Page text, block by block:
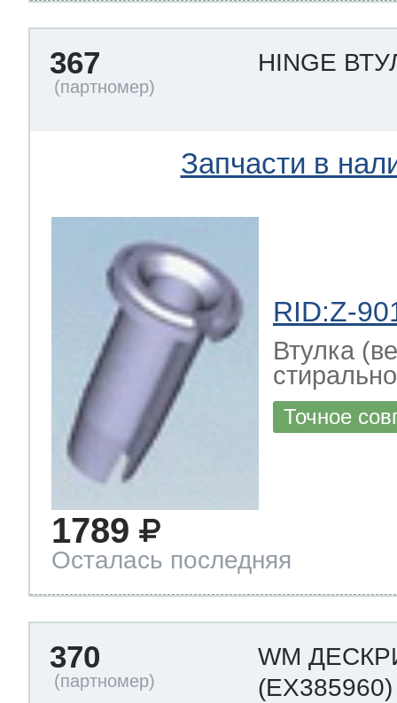
367 HINGE
Запчасти в
RID:Z-
Втулка
Точное
1789
Осталась последняя
370
WM
(EX385960)